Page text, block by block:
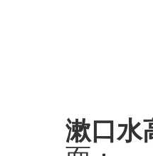
漱口水